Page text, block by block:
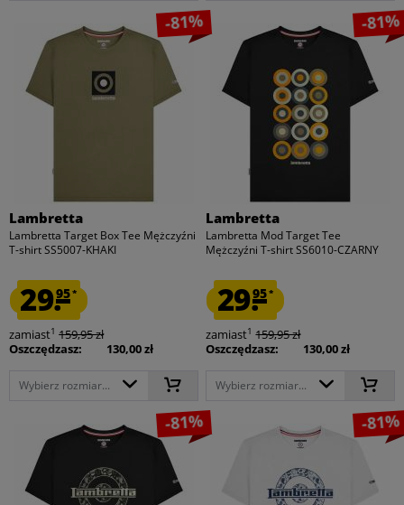
-81%
Lambretta
Lambretta Target Box Tee Mężczyźni
T-shirt SS5007-KHAKI
29.95*
zamiast1 159,95 zł
Oszczędzasz:
130,00 zł
Wybierz rozmiar...
-81%
Lambretta
Lambretta Mod Target Tee
Mężczyźni T-shirt SS6010-CZARNY
29.95*
zamiast1 159,95 zł
Oszczędzasz:
130,00 zł
Wybierz rozmiar...
-81% -81%